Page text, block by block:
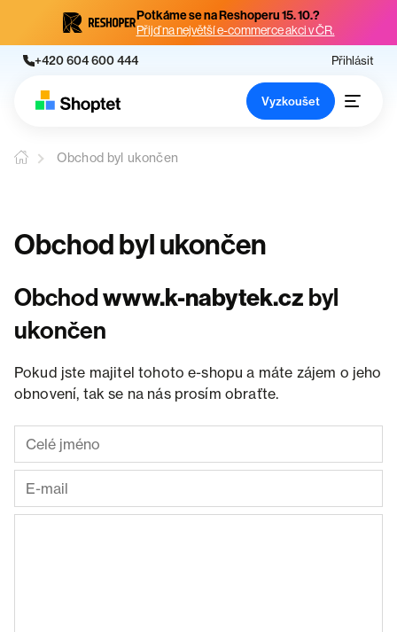
Potkáme se na Reshoperu 15. 10.?
Přijď na největší e-commerce akci v ČR.
+420 604 600 444 Přihlásit
Vyzkoušet
Obchod byl ukončen
Obchod byl ukončen
Obchodwww.k-nabytek.cz byl
ukončen
Pokud jste majitel tohoto e-shopu a máte zájem o jeho
obnovení, tak se na nás prosím obraťte.